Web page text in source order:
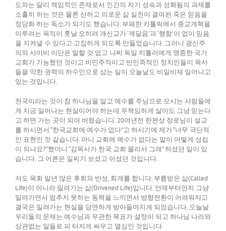
도와는 달리 책임적인 존재로서 인간의 자기 성숙과 성화됨의 과제를
소홀히 하는 것은 물론 선하고 의로운 삶 실천이 결여된 죽은 믿음을
정당화 하는 독소가 되기도 했습니다. 부패한 카톨릭에서 종교개혁을
이루려는 목적이 훗날 오히려 개신교가 ‘깨달음’과 ‘행함’이 없이 믿음
을 지켜낼 수 있다고 고집하게 되도록 만들었습니다. 그러니 광신주
의와 사이비 이단은 말할 것 없고 나찌 독일 히틀러에게 맹종한 국가
교회가 가능했던 것이고 비민주적이고 반민족적인 정치인들이 목사
들을 악한 권력의 하수인으로 삼는 일이 오늘날도 비일비재 일어나고
있는 것입니다.
천국이라는 것이 참 하나님을 알고 예수를 주님으로 모시는 사람들에
게 지금 일어나는 현실이어야 하는데 무책임하게 살아도 그냥 믿는다
고 하면 가는 곳이 되어 버렸습니다. 20여년전 한완상 장로님이 설교
를 하시면서 “한국교회에 예수가 없다”고 하시기에 제가 “너무 극단적
인 표현인 것 같습니다. 아니 교회에 예수가 없다는 말이 어떻게 성립
이 되나요?”했더니 “김목사가 한국 교회 몰라서 그래” 하셨던 일이 있
습니다. 그 어른은 일찌기 보셨고 아셨던 것입니다.
저도 목회 말년 많은 후회와 반성, 회개를 합니다. 부름받은 삶(Called
Life)이 아니라 밀려가는 삶(Drivened Life)입니다. 언제부터인지 그냥
밀려가면서 멈추지 못하는 동력을 느끼면서 방향전환이 어려워지고
결국은 밀려가는 현실을 당연하게 받아들여지게 되었습니다. 오늘날
우리들의 문제는 예수님과 무관한 목표가 설정이 되고 하나님 나라와
상관없는 일들로 피 터지게 싸우고 열심인 것입니다.